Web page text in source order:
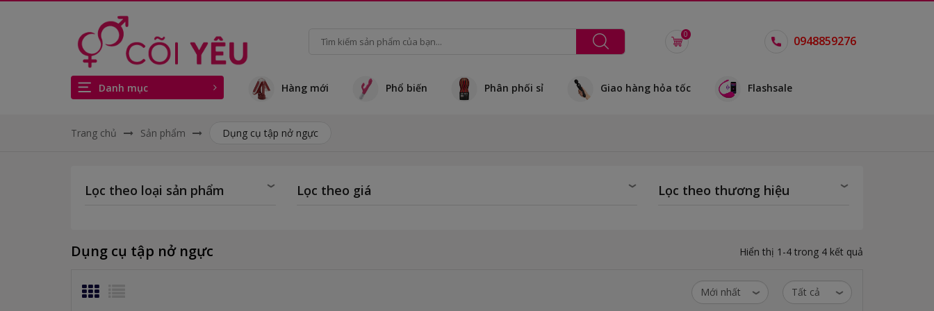
0 0948859276
Danh mục Hàng mới Phổ biến Phân phối sỉ Giao hàng hỏa tốc Flashsale
Trang chủ Sản phẩm Dụng cụ tập nở ngực
Lọc theo loại sản phẩm Lọc theo giá Lọc theo thương hiệu
Dụng cụ tập nở ngực Hiển thị 1-4 trong 4 kết quả